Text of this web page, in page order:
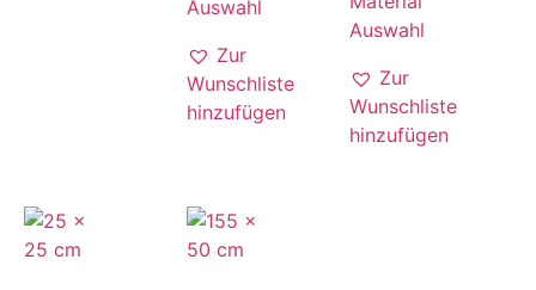
Auswahl
Zur
Wunschliste
hinzufügen
Auswahl
Zur
Wunschliste
hinzufügen